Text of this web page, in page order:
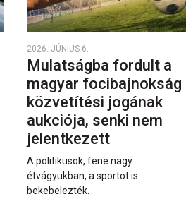
2026. JÚNIUS 6.
Mulatságba fordult a
magyar focibajnokság
közvetítési jogának
aukciója, senki nem
jelentkezett
A politikusok, fene nagy
étvágyukban, a sportot is
bekebelezték.